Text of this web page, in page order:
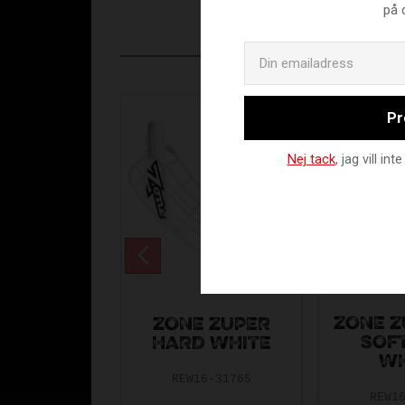
ZONE ZUPER
HARD WHITE
ZONE
på
Nej tack, jag vill